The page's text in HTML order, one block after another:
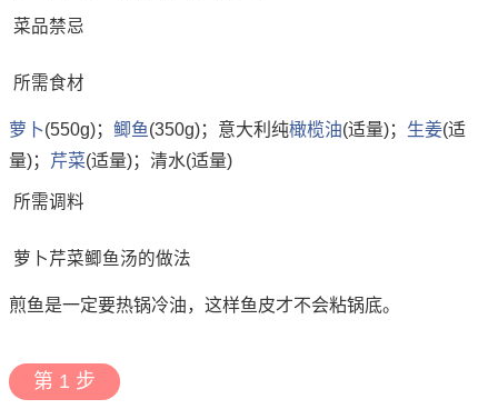
菜品禁忌
所需食材
萝卜(550g)； 鲫鱼(350g)；意大利纯橄榄油(适量)； 生姜(适
量)； 芹菜(适量)；清水(适量)
所需调料
萝卜芹菜鲫鱼汤的做法
煎鱼是一定要热锅冷油，这样鱼皮才不会粘锅底。
第 1 步